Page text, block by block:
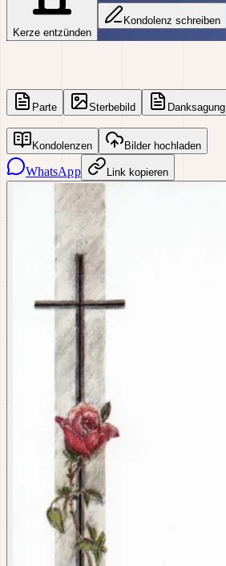
Kerze entzünden
Kondolenz schreiben
Parte Sterbebild
Danksagung
Kondolenzen Bilder hochladen
WhatsApp Link kopieren